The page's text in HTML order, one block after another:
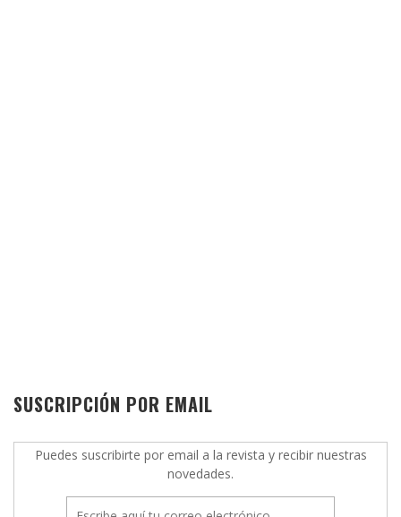
SUSCRIPCIÓN POR EMAIL
Puedes suscribirte por email a la revista y recibir nuestras
novedades.